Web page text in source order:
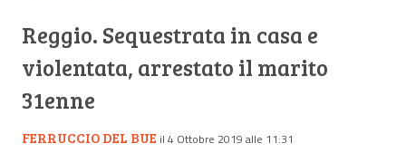
Reggio. Sequestrata in casa e
violentata, arrestato il marito
31enne
FERRUCCIO DEL BUE il 4 Ottobre 2019 alle 11:31